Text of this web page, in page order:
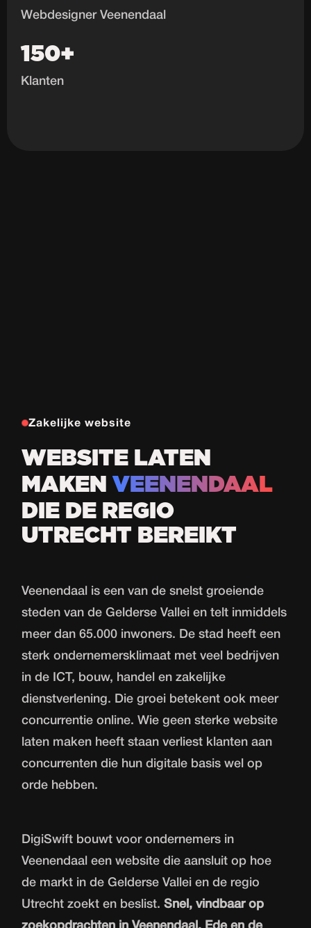
Webdesigner Veenendaal
150+
Klanten
Zakelijke website
WEBSITE LATEN
MAKENVEENENDAAL
DIE DE REGIO
UTRECHT BEREIKT
Veenendaal is een van de snelst groeiende
steden van de Gelderse Vallei en telt inmiddels
meer dan 65.000 inwoners. De stad heeft een
sterk ondernemersklimaat met veel bedrijven
in de ICT, bouw, handel en zakelijke
dienstverlening. Die groei betekent ook meer
concurrentie online. Wie geen sterkewebsite
laten maken heeft staan verliest klanten aan
concurrenten die hun digitale basis wel op
orde hebben.
DigiSwift bouwt voor ondernemers in
Veenendaal een website die aansluit op hoe
de markt in de Gelderse Vallei en de regio
Utrecht zoekt en beslist.Snel, vindbaar op